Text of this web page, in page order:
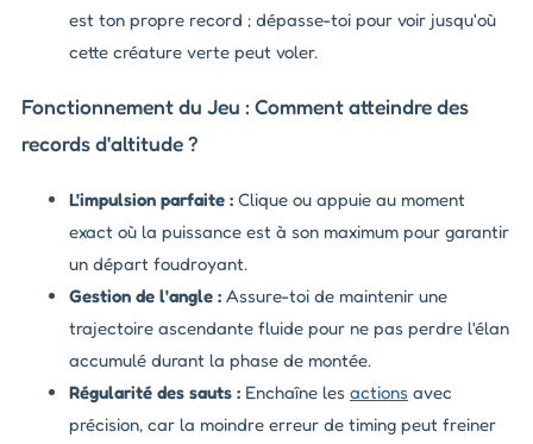
est ton propre record ; dépasse-toi pour voir jusqu'où
cette créature verte peut voler.
Fonctionnement du Jeu : Comment atteindre des
records d'altitude ?
L'impulsion parfaite : Clique ou appuie au moment
exact où la puissance est à son maximum pour garantir
un départ foudroyant.
Gestion de l'angle : Assure-toi de maintenir une
trajectoire ascendante fluide pour ne pas perdre l'élan
accumulé durant la phase de montée.
Régularité des sauts : Enchaîne les actions avec
précision, car la moindre erreur de timing peut freiner